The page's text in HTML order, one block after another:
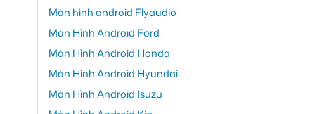
Màn hình android Flyaudio
Màn Hình Android Ford
Màn Hình Android Honda
Màn Hình Android Hyundai
Màn Hình Android Isuzu